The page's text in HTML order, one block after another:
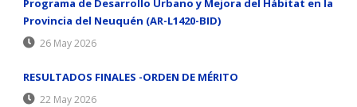
Programa de Desarrollo Urbano y Mejora del Hábitat en la
Provincia del Neuquén (AR-L1420-BID)
26 May 2026
RESULTADOS FINALES -ORDEN DE MÉRITO
22 May 2026